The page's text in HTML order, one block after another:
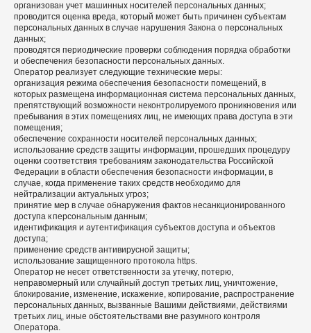
организован учет машинных носителей персональных данных;
проводится оценка вреда, который может быть причинен субъектам
персональных данных в случае нарушения Закона о персональных
данных;
проводятся периодические проверки соблюдения порядка обработки
и обеспечения безопасности персональных данных.
Оператор реализует следующие технические меры:
организация режима обеспечения безопасности помещений, в
которых размещена информационная система персональных данных,
препятствующий возможности неконтролируемого проникновения или
пребывания в этих помещениях лиц, не имеющих права доступа в эти
помещения;
обеспечение сохранности носителей персональных данных;
использование средств защиты информации, прошедших процедуру
оценки соответствия требованиям законодательства Российской
Федерации в области обеспечения безопасности информации, в
случае, когда применение таких средств необходимо для
нейтрализации актуальных угроз;
принятие мер в случае обнаружения фактов несанкционированного
доступа к персональным данным;
идентификация и аутентификация субъектов доступа и объектов
доступа;
применение средств антивирусной защиты;
использование защищенного протокола https.
Оператор не несет ответственности за утечку, потерю,
неправомерный или случайный доступ третьих лиц, уничтожение,
блокирование, изменение, искажение, копирование, распространение
персональных данных, вызванные Вашими действиями, действиями
третьих лиц, иные обстоятельствами вне разумного контроля
Оператора.